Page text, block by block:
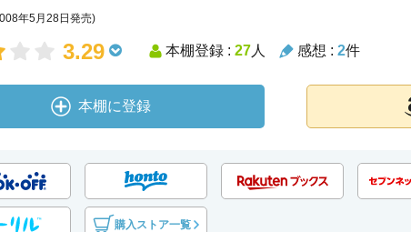
年5月28日発売)
3.29 本棚登録 : 27人 感想 : 2件
本棚に登録
購入ストア一覧